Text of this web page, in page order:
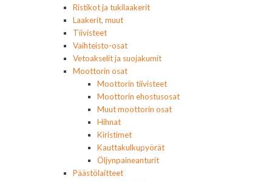
Ristikot ja tukilaakerit
Laakerit, muut
Tiivisteet
Vaihteisto-osat
Vetoakselit ja suojakumit
Moottorin osat
Moottorin tiivisteet
Moottorin ehostusosat
Muut moottorin osat
Hihnat
Kiristimet
Kauttakulkupyörät
Öljynpaineanturit
Päästölaitteet